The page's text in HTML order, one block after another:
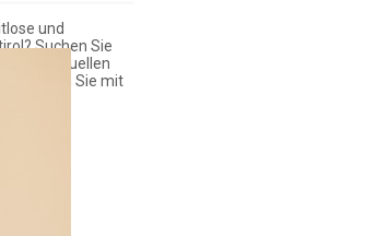
und
Suchen Sie
individuellen
nehmen Sie mit